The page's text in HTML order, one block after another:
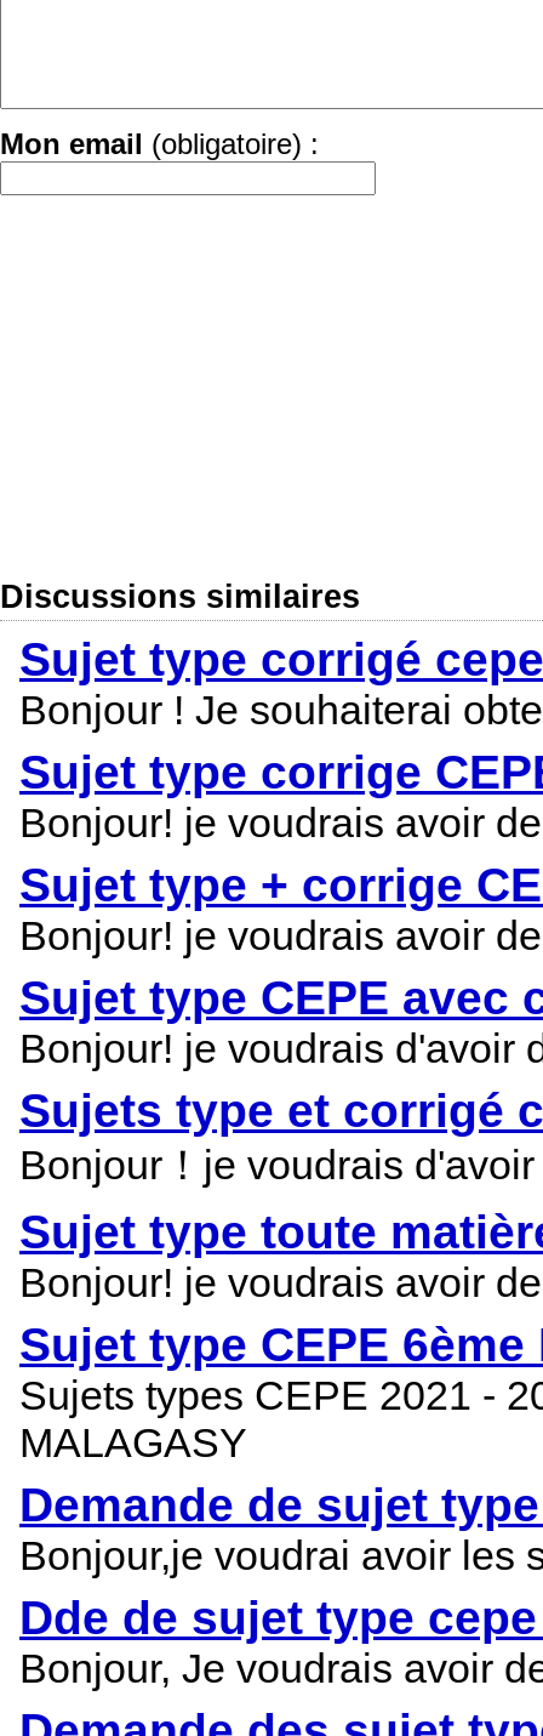
Mon email (obligatoire) :
Discussions similaires
Sujet type corrigé
Bonjour ! Je souhaiterai
Sujet type corrige
Bonjour! je voudrais avoir
Sujet type + corrige
Bonjour! je voudrais avoir
Sujet type CEPE avec
Bonjour! je voudrais d'avoir
Sujets type et corrigé
Bonjour！je voudrais
Sujet type toute
Bonjour! je voudrais avoir
Sujet type CEPE
Sujets types CEPE 2021 -
MALAGASY
Demande de sujet
Bonjour,je voudrai avoir les
Dde de sujet type
Bonjour, Je voudrais avoir